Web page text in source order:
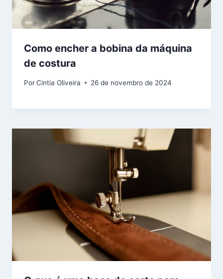
Como encher a bobina da máquina
de costura
PorCintia Oliveira 26 de novembro de 2024